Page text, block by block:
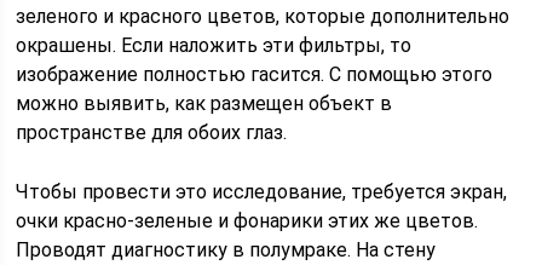
зеленого и красного цветов, которые дополнительно
окрашены. Если наложить эти фильтры, то
изображение полностью гасится. С помощью этого
можно выявить, как размещен объект в
пространстве для обоих глаз.
Чтобы провести это исследование, требуется экран,
очки красно-зеленые и фонарики этих же цветов.
Проводят диагностику в полумраке. На стену